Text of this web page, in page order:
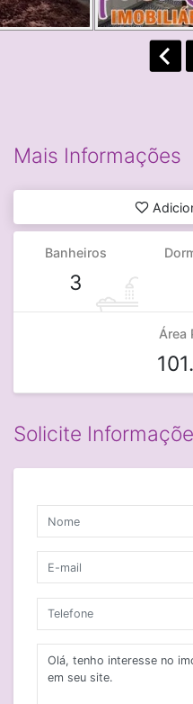
Mais Informações
Banheiros
3
Área
Solicite